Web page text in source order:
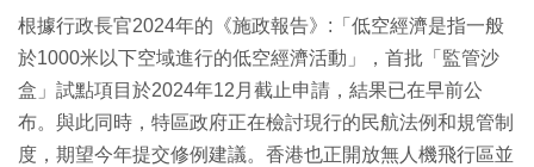
根據行政長官2024年的《施政報告》:「低空經濟是指一般
於1000米以下空域進行的低空經濟活動」，首批「監管沙
盒」試點項目於2024年12月截止申請，結果已在早前公
布。與此同時，特區政府正在檢討現行的民航法例和規管制
度，期望今年提交修例建議。香港也正開放無人機飛行區並